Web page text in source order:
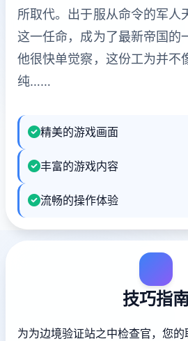
所取代。出于服从命令的军人
这一任命，成为了最新帝国的
他很快单觉察，这份工为并不
纯……
精美的游戏画面
丰富的游戏内容
流畅的操作体验
技巧指
为为边境验证站之中检查官，您